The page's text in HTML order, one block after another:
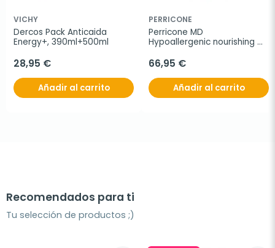
VICHY
Dercos Pack Anticaida
Energy+, 390ml+500ml
28,95 €
Añadir al carrito
PERRICONE
Perricone MD
Hypoallergenic nourishing
66,95 €
Añadir al carrito
Recomendados para ti
Tu selección de productos ;)